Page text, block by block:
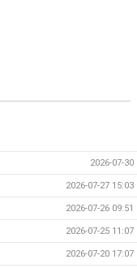
2026-07-30
2026-07-27 15:03
2026-07-26 09:51
2026-07-25 11:07
2026-07-20 17:07